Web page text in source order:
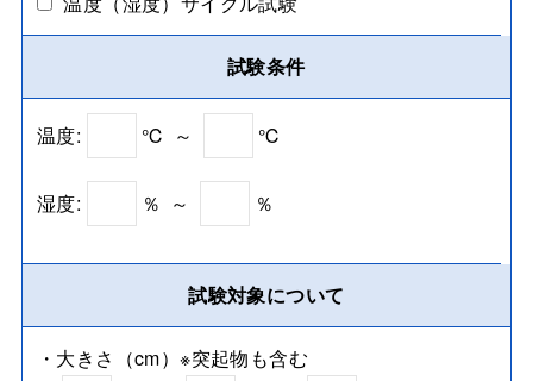
試験条件
温度: ℃ ～ ℃
湿度: ％ ～ ％
試験対象について
・大きさ（cm）※突起物も含む